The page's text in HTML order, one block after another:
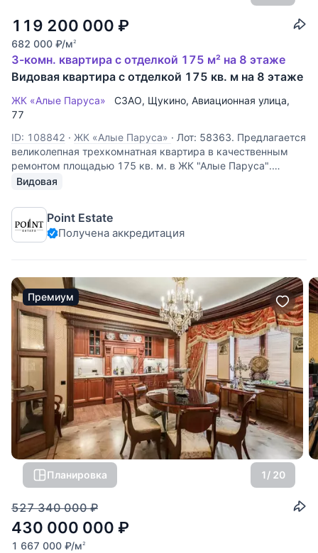
119 200 000 ₽
682 000 ₽/м2
3-комн. квартира с отделкой 175 м² на 8 этаже
Видовая квартира с отделкой 175 кв. м на 8 этаже
ЖК «Алые Паруса» СЗАО, Щукино, Авиационная улица,
77
ID: 108842 · ЖК «Алые Паруса» · Лот: 58363. Предлагается
великолепная трехкомнатная квартира в качественным
ремонтом площадью 175 кв. м. в ЖК "Алые Паруса".
Функциональная планировка: кухня-гостиная, две спальни,
гостевой санузел.
Видовая
Point Estate
Получена аккредитация
Премиум
Планировка 1/ 20
527 340 000 ₽
430 000 000 ₽
1 667 000 ₽/м2